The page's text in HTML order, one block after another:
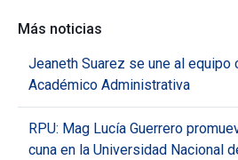
Más noticias
Jeaneth Suarez se une al
Académico Administrativa
RPU: Mag Lucía Guerrero
cuna en la Universidad Nacional